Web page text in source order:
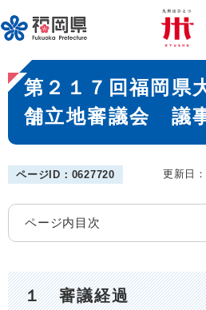
ー
ジ
先
頭
。
メニューを飛ばし
本
文
第２１７回福岡県
舗立地審議会 議
ページID：0627720 更新日
ページ内目次
１ 審議経過